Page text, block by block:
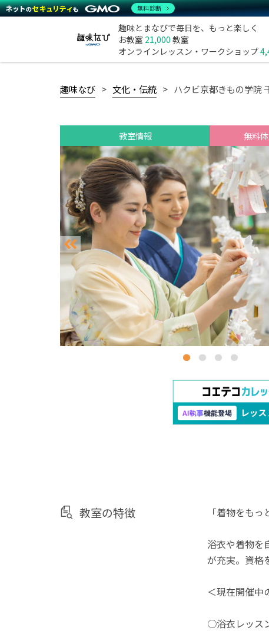
趣味とまなびで毎日を、もっと楽しく
お教室 21,000 教室
オンラインレッスン・ワークショップ
趣味なび 文化・伝統 ハクビ京都きもの学院
教室情報 無料
教室の特徴 「着物をもっ
浴衣や着物を
が充実。資格
＜現在開催中
○浴衣レッ
無料診断